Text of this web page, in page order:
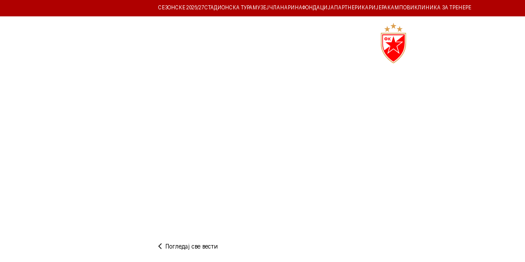
СЕЗОНСКЕ 2026/27СТАДИОНСКА ТУРА МУЗЕЈ ЧЛАНАРИНАФОНДАЦИЈА ПАРТНЕРИ КАРИЈЕРА КАМПОВИ КЛИНИКА ЗА ТРЕНЕРЕ
Погледај све вести